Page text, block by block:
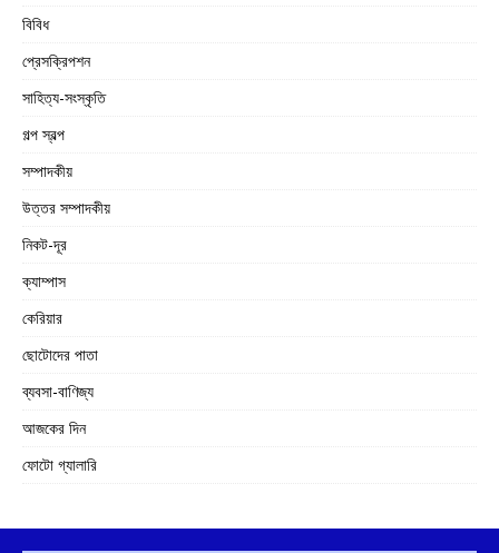
বিবিধ
প্রেসক্রিপশন
সাহিত্য-সংস্কৃতি
গল্প স্বল্প
সম্পাদকীয়
উত্তর সম্পাদকীয়
নিকট-দূর
ক্যাম্পাস
কেরিয়ার
ছোটোদের পাতা
ব্যবসা-বাণিজ্য
আজকের দিন
ফোটো গ্যালারি